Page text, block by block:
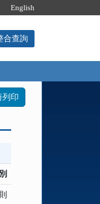
English
合查詢
印